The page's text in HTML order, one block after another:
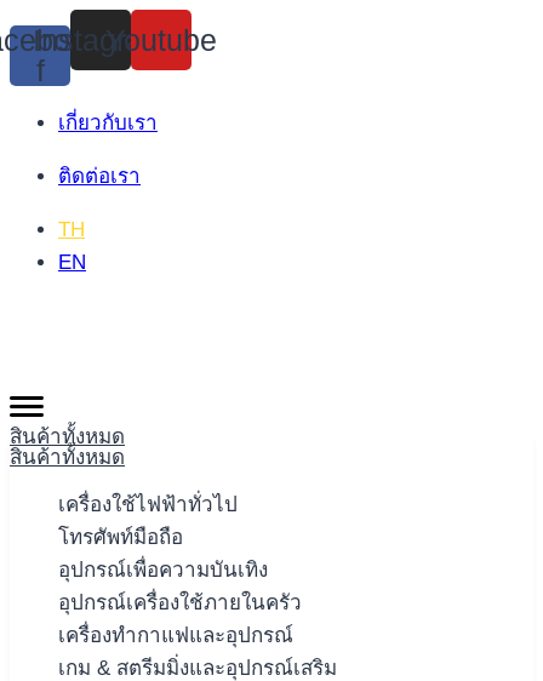
Skip
to
content
f
Instagram
Youtube
เกี่ยวกับเรา
ติดต่อเรา
TH
EN
สินค้าทั้งหมด
สินค้าทั้งหมด
เครื่องใช้ไฟฟ้าทั่วไป
โทรศัพท์มือถือ
อุปกรณ์เพื่อความบันเทิง
อุปกรณ์เครื่องใช้ภายในครัว
เครื่องทำกาแฟและอุปกรณ์
เกม & สตรีมมิ่งและอุปกรณ์เสริม